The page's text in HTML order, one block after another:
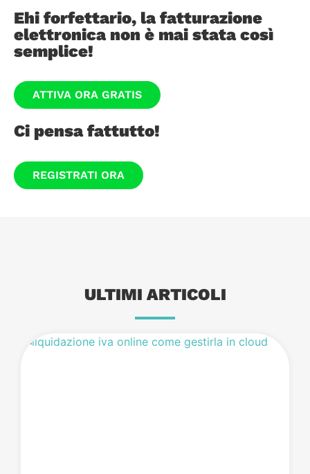
Ehi forfettario, la fatturazione
elettronica non è mai stata così
semplice!
ATTIVA ORA GRATIS
Ci pensa fattutto!
REGISTRATI ORA
ULTIMI ARTICOLI